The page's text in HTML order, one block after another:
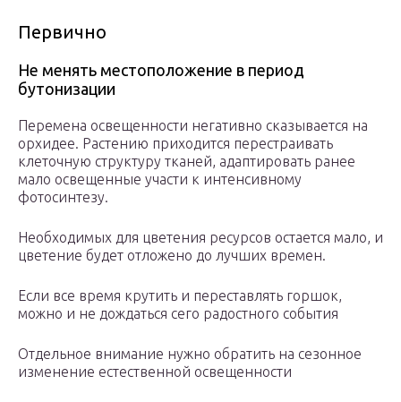
Первично
Не менять местоположение в период
бутонизации
Перемена освещенности негативно сказывается на
орхидее. Растению приходится перестраивать
клеточную структуру тканей, адаптировать ранее
мало освещенные участи к интенсивному
фотосинтезу.
Необходимых для цветения ресурсов остается мало, и
цветение будет отложено до лучших времен.
Если все время крутить и переставлять горшок,
можно и не дождаться сего радостного события
Отдельное внимание нужно обратить на сезонное
изменение естественной освещенности